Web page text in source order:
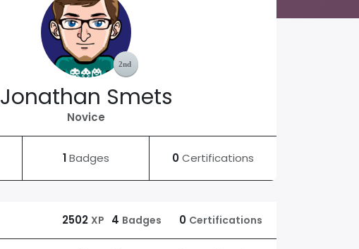
Jonathan Smets
Novice
1Badges 0Certifications
2502 XP 4 Badges 0 Certifications